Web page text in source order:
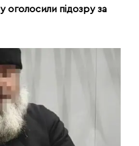
оголосили підозру за